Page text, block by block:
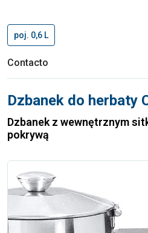
poj. 0,6 L
Contacto
Dzbanek do herbaty
Dzbanek z wewnętrznym
pokrywą